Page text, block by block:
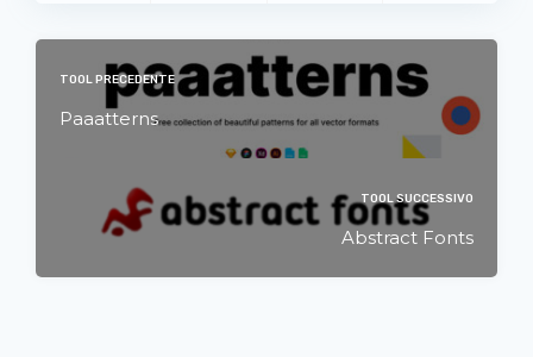
TOOL PRECEDENTE
Paaatterns
TOOL SUCCESSIVO
Abstract Fonts